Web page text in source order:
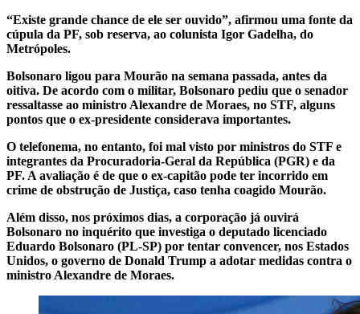
“Existe grande chance de ele ser ouvido”, afirmou uma fonte da
cúpula da PF, sob reserva, ao colunista Igor Gadelha, do
Metrópoles.
Bolsonaro ligou para Mourão na semana passada, antes da
oitiva. De acordo com o militar, Bolsonaro pediu que o senador
ressaltasse ao ministro Alexandre de Moraes, no STF, alguns
pontos que o ex-presidente considerava importantes.
O telefonema, no entanto, foi mal visto por ministros do STF e
integrantes da Procuradoria-Geral da República (PGR) e da
PF. A avaliação é de que o ex-capitão pode ter incorrido em
crime de obstrução de Justiça, caso tenha coagido Mourão.
Além disso, nos próximos dias, a corporação já ouvirá
Bolsonaro no inquérito que investiga o deputado licenciado
Eduardo Bolsonaro (PL-SP) por tentar convencer, nos Estados
Unidos, o governo de Donald Trump a adotar medidas contra o
ministro Alexandre de Moraes.